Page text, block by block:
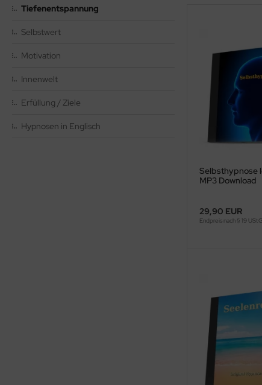
Tiefenentspannung
Selbstwert
Motivation
Innenwelt
Erfüllung / Ziele
Hypnosen in Englisch
Selbsthypnose
MP3 Download
29,90 EUR
Endpreis nach § 19